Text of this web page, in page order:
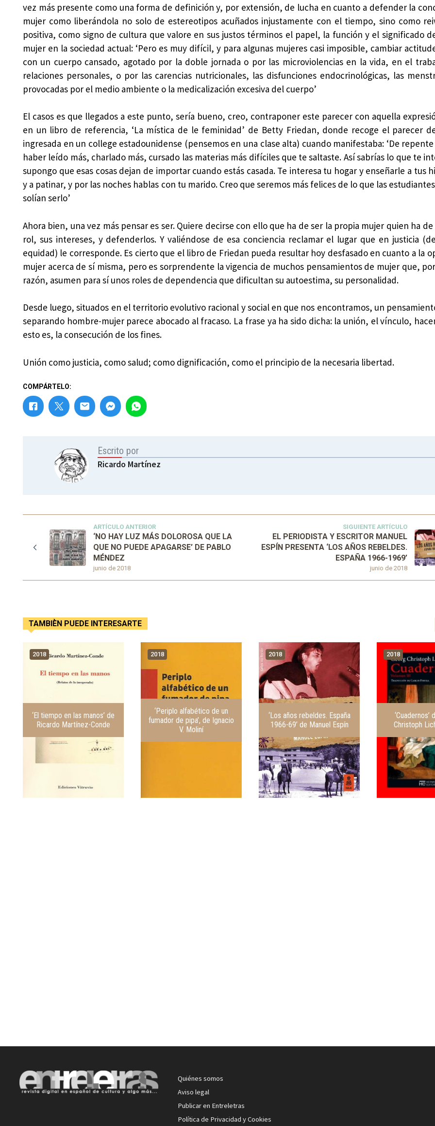
vez más presente como una forma de definición y, por extensión, de lucha en cuanto a defender la
mujer como liberándola no solo de estereotipos acuñados injustamente con el tiempo, sino como
positiva, como signo de cultura que valore en sus justos términos el papel, la función y el significado
mujer en la sociedad actual: ‘Pero es muy difícil, y para algunas mujeres casi imposible, cambiar
con un cuerpo cansado, agotado por la doble jornada o por las microviolencias en la vida, en el
relaciones personales, o por las carencias nutricionales, las disfunciones endocrinológicas, las
provocadas por el medio ambiente o la medicalización excesiva del cuerpo’
El casos es que llegados a este punto, sería bueno, creo, contraponer este parecer con aquella
en un libro de referencia, ‘La mística de le feminidad’ de Betty Friedan, donde recoge el parecer
ingresada en un college estadounidense (pensemos en una clase alta) cuando manifestaba: ‘De
haber leído más, charlado más, cursado las materias más difíciles que te saltaste. Así sabrías lo que te
supongo que esas cosas dejan de importar cuando estás casada. Te interesa tu hogar y enseñarle a tus
y a patinar, y por las noches hablas con tu marido. Creo que seremos más felices de lo que las
solían serlo’
Ahora bien, una vez más pensar es ser. Quiere decirse con ello que ha de ser la propia mujer quien ha
rol, sus intereses, y defenderlos. Y valiéndose de esa conciencia reclamar el lugar que en justicia
equidad) le corresponde. Es cierto que el libro de Friedan pueda resultar hoy desfasado en cuanto a la
mujer acerca de sí misma, pero es sorprendente la vigencia de muchos pensamientos de mujer que,
razón, asumen para sí unos roles de dependencia que dificultan su autoestima, su personalidad.
Desde luego, situados en el territorio evolutivo racional y social en que nos encontramos, un
separando hombre-mujer parece abocado al fracaso. La frase ya ha sido dicha: la unión, el vínculo,
esto es, la consecución de los fines.
Unión como justicia, como salud; como dignificación, como el principio de la necesaria libertad.
COMPÁRTELO:
Escrito por
Ricardo Martínez
ARTÍCULO ANTERIOR
junio de 2018
‘NO HAY LUZ MÁS DOLOROSA QUE LA
QUE NO PUEDE APAGARSE’ DE PABLO
MÉNDEZ
SIGUIENTE ARTÍCULO
junio de 2018
EL PERIODISTA Y ESCRITOR MANUEL
ESPÍN PRESENTA ‘LOS AÑOS REBELDES.
ESPAÑA 1966-1969’
TAMBIÈN PUEDE INTERESARTE
2018
‘El tiempo en las manos’ de
Ricardo Martínez-Conde
2018
‘Periplo alfabético de un
fumador de pipa’, de Ignacio
V. Moliní
2018
‘Los años rebeldes. España
1966-69’ de Manuel Espín
2018
‘Cuadernos’
Christoph
Quiénes somos
Aviso legal
Publicar en Entreletras
Política de Privacidad y Cookies